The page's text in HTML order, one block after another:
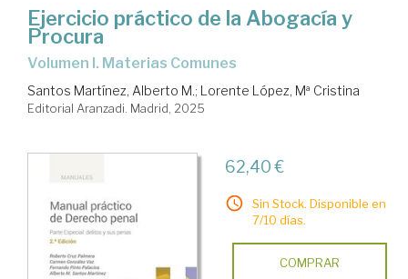
Ejercicio práctico de la Abogacía y
Procura
Volumen I. Materias Comunes
Santos Martínez, Alberto M.; Lorente López, Mª Cristina
Editorial Aranzadi. Madrid, 2025
62,40 €
Sin Stock. Disponible en
7/10 días.
COMPRAR